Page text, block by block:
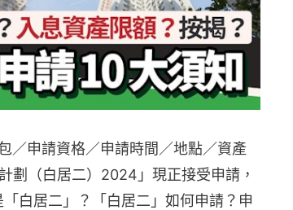
申請資格／申請時間／地點／資產
劃（白居二）2024」現正接受申請，
白居二」？「白居二」如何申請？申